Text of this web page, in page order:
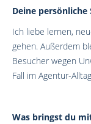
Deine
Ich liebe lernen,
gehen. Außerdem
Besucher wegen
Fall im Agentur-
Was bringst du